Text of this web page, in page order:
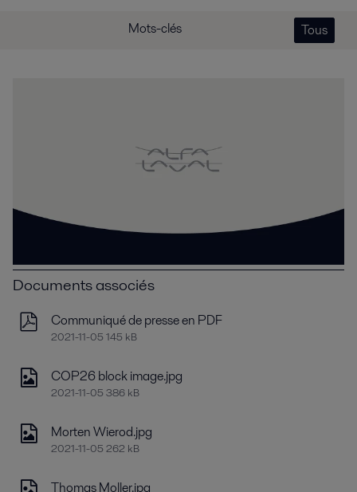
Mots-clés Tous
Documents associés
Communiqué de presse en PDF
2021-11-05 145 kB
COP26 block image.jpg
2021-11-05 386 kB
Morten Wierod.jpg
2021-11-05 262 kB
Thomas Moller.jpg